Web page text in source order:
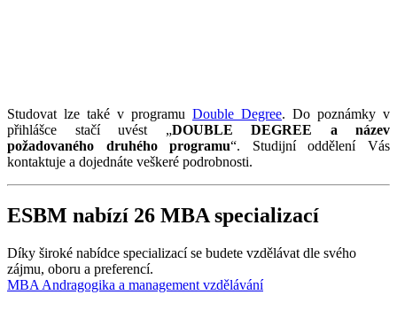
Studovat lze také v programu Double Degree. Do poznámky v
přihlášce stačí uvést „DOUBLE DEGREE a název
požadovaného druhého programu“. Studijní oddělení Vás
kontaktuje a dojednáte veškeré podrobnosti.
ESBM nabízí 26 MBA specializací
Díky široké nabídce specializací se budete vzdělávat dle svého
zájmu, oboru a preferencí.
MBA Andragogika a management vzdělávání